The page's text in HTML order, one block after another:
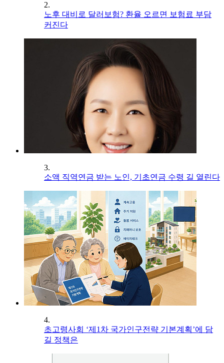
2.
노후 대비로 달러보험? 환율 오르면 보험료 부담
커진다
3.
소액 직역연금 받는 노인, 기초연금 수령 길 열린다
4.
초고령사회 ‘제1차 국가인구전략 기본계획’에 담
길 정책은